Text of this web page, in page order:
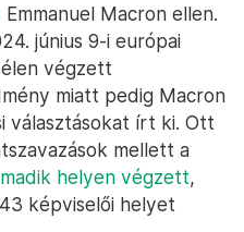
Emmanuel Macron ellen.
június 9-i európai
végzett
miatt pedig Macron
választásokat írt ki. Ott
mellett a
helyen végzett,
képviselői helyet